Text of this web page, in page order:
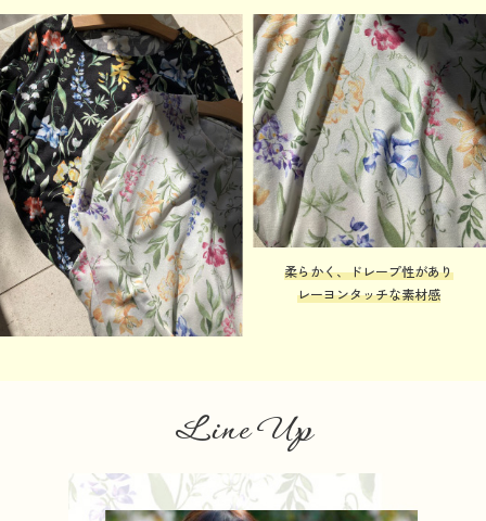
柔らかく、ドレープ性があり
レーヨンタッチな素材感
Line Up